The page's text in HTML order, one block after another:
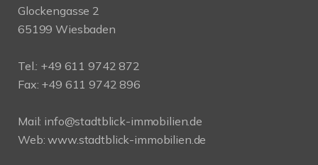
Glockengasse 2
65199 Wiesbaden
Tel.: +49 611 9742 872
Fax: +49 611 9742 896
Mail: info@stadtblick-immobilien.de
Web:www.stadtblick-immobilien.de